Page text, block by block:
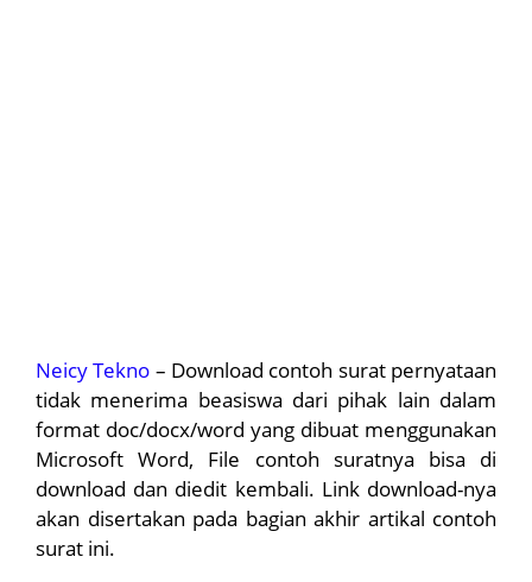
Neicy Tekno – Download contoh surat pernyataan
tidak menerima beasiswa dari pihak lain dalam
format doc/docx/word yang dibuat menggunakan
Microsoft Word, File contoh suratnya bisa di
download dan diedit kembali. Link download-nya
akan disertakan pada bagian akhir artikal contoh
surat ini.